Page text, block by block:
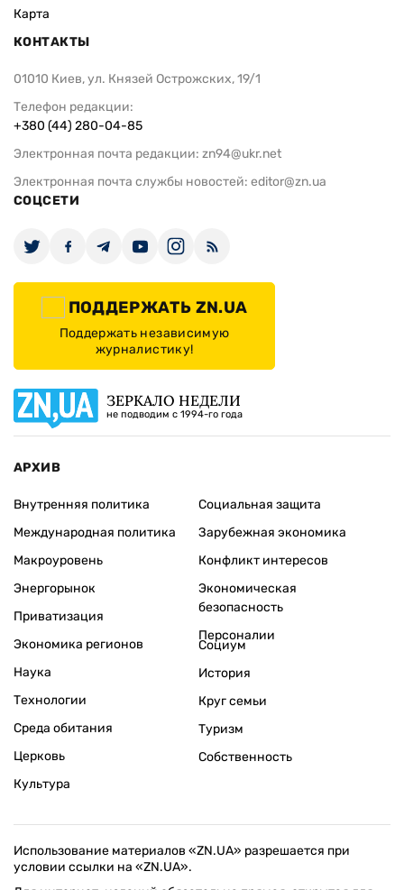
Карта
КОНТАКТЫ
01010 Киев, ул. Князей Острожских, 19/1
Телефон редакции:
+380 (44) 280-04-85
Электронная почта редакции: zn94@ukr.net
Электронная почта службы новостей: editor@zn.ua
СОЦСЕТИ
ПОДДЕРЖАТЬ ZN.UA
Поддержать независимую
журналистику!
ЗЕРКАЛО НЕДЕЛИ
не подводим с 1994-го года
АРХИВ
Внутренняя политика
Международная политика
Макроуровень
Энергорынок
Приватизация
Экономика регионов
Социальная защита
Зарубежная экономика
Конфликт интересов
Экономическая
безопасность
Персоналии
Наука
Технологии
Среда обитания
Церковь
Культура
Социум
История
Круг семьи
Туризм
Собственность
Использование материалов «ZN.UA» разрешается при
условии ссылки на «ZN.UA».